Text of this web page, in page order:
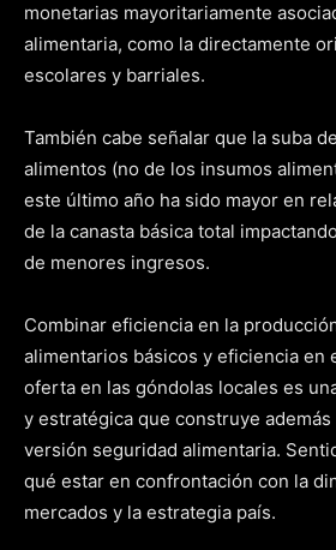
monetarias mayoritariamente
alimentaria, como la directamente
escolares y barriales.
También cabe señalar que la suba
alimentos (no de los insumos
este último año ha sido mayor en
de la canasta básica total
de menores ingresos.
Combinar eficiencia en la
alimentarios básicos y eficiencia en
oferta en las góndolas locales es
y estratégica que construye
versión seguridad alimentaria.
qué estar en confrontación con la
mercados y la estrategia país.